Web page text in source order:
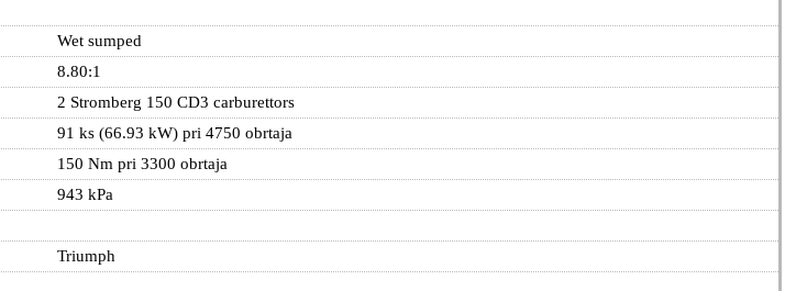
Wet sumped
8.80:1
2 Stromberg 150 CD3 carburettors
91 ks (66.93 kW) pri 4750 obrtaja
150 Nm pri 3300 obrtaja
943 kPa
Triumph